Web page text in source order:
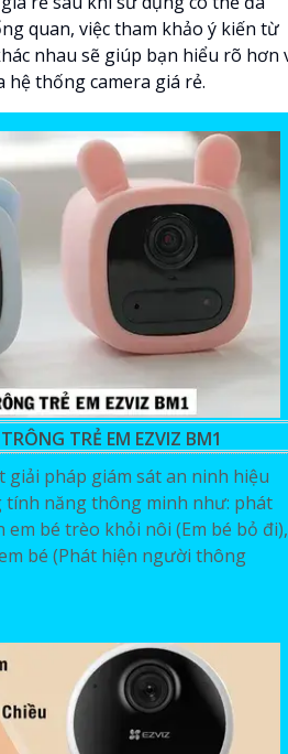
quan, việc tham khảo ý kiến từ
nhau sẽ giúp bạn hiểu rõ hơn
hệ thống camera giá rẻ.
TRẺ EM EZVIZ BM1
giải pháp giám sát an ninh hiệu
tính năng thông minh như: phát
bé trèo khỏi nôi (Em bé bỏ đi),
bé (Phát hiện người thông